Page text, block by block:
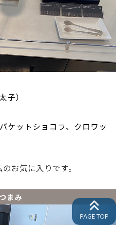
子）
ケットショコラ、クロワッ
お気に入りです。
まみ